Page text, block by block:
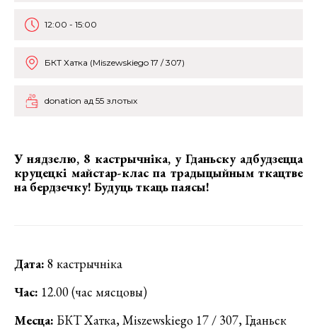
12:00 - 15:00
БКТ Хатка (Miszewskiego 17 / 307)
donation ад 55 злотых
У нядзелю, 8 кастрычніка, у Гданьску адбудзецца
круцецкі майстар-клас па традыцыйным ткацтве
на бердзечку! Будуць ткаць паясы!
Дата: 8 кастрычніка
Час: 12.00 (час мясцовы)
Месца: БКТ Хатка, Miszewskiego 17 / 307, Гданьск